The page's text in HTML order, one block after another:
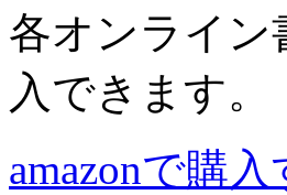
各オンライン
入できます。
amazonで購入